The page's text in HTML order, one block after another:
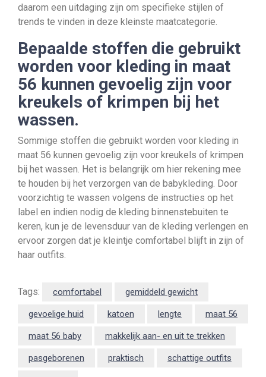
daarom een uitdaging zijn om specifieke stijlen of
trends te vinden in deze kleinste maatcategorie.
Bepaalde stoffen die gebruikt
worden voor kleding in maat
56 kunnen gevoelig zijn voor
kreukels of krimpen bij het
wassen.
Sommige stoffen die gebruikt worden voor kleding in
maat 56 kunnen gevoelig zijn voor kreukels of krimpen
bij het wassen. Het is belangrijk om hier rekening mee
te houden bij het verzorgen van de babykleding. Door
voorzichtig te wassen volgens de instructies op het
label en indien nodig de kleding binnenstebuiten te
keren, kun je de levensduur van de kleding verlengen en
ervoor zorgen dat je kleintje comfortabel blijft in zijn of
haar outfits.
Tags: comfortabel gemiddeld gewicht
gevoelige huid katoen lengte maat 56
maat 56 baby makkelijk aan- en uit te trekken
pasgeborenen praktisch schattige outfits